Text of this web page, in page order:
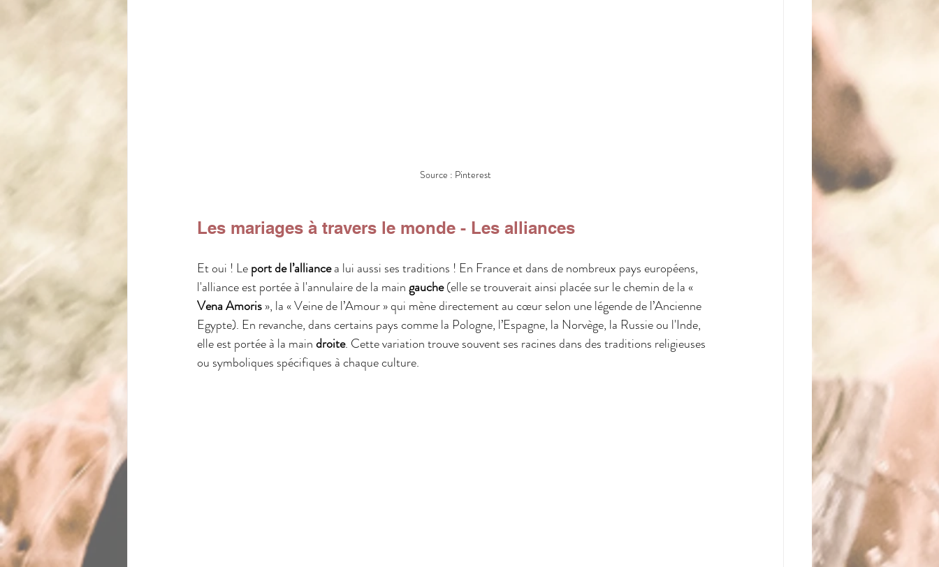
Source : Pinterest
Les mariages à travers le monde - Les alliances
Et oui ! Le port de l’alliance a lui aussi ses traditions ! En France et dans de nombreux pays européens,
l'alliance est portée à l'annulaire de la main gauche (elle se trouverait ainsi placée sur le chemin de la «
Vena Amoris », la « Veine de l’Amour » qui mène directement au cœur selon une légende de l’Ancienne
Egypte). En revanche, dans certains pays comme la Pologne, l’Espagne, la Norvège, la Russie ou l'Inde,
elle est portée à la main droite. Cette variation trouve souvent ses racines dans des traditions religieuses
ou symboliques spécifiques à chaque culture.